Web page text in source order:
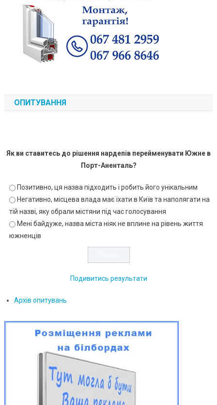
ОПИТУВАННЯ
Як ви ставитесь до рішення нардепів перейменувати Южне в
Порт-Аненталь?
Позитивно, ця назва підходить і робить його унікальним
Негативно, місцева влада має їхати в Київ та наполягати на
тій назві, яку обрали містяни під час голосування
Мені байдуже, назва міста ніяк не вплине на рівень життя
южненців
Подивитись результати
Архів опитувань